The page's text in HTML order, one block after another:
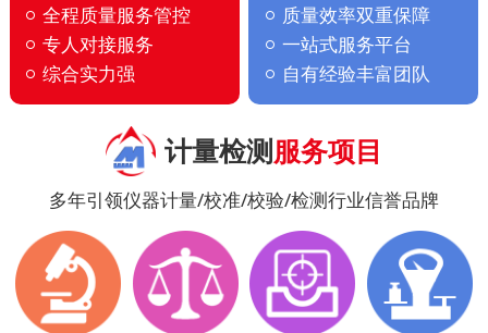
全程质量服务管控
专人对接服务
综合实力强
质量效率双重保障
一站式服务平台
自有经验丰富团队
计量检测服务项目
多年引领仪器计量/校准/校验/检测行业信誉品牌